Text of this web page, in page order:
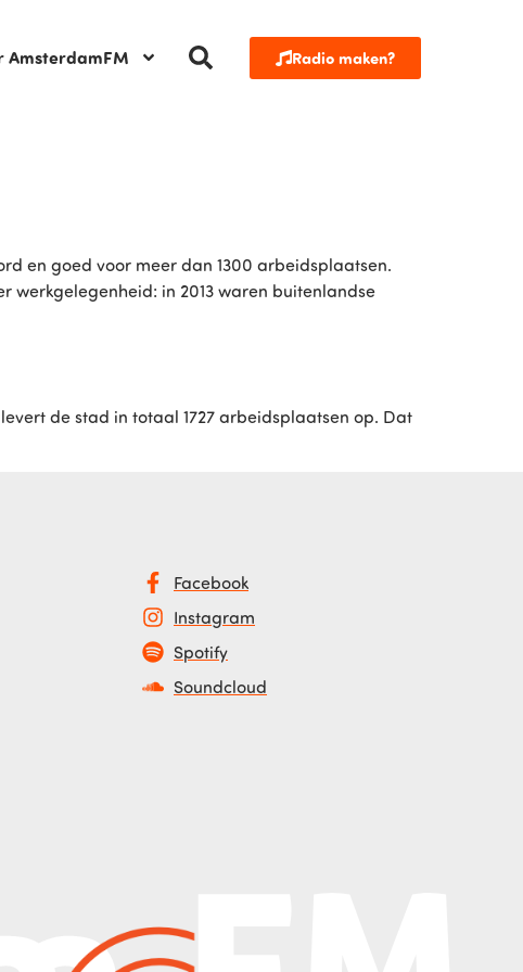
AmsterdamFM Radio maken?
en goed voor meer dan 1300 arbeidsplaatsen.
werkgelegenheid: in 2013 waren buitenlandse
de stad in totaal 1727 arbeidsplaatsen op. Dat
Facebook
Instagram
Spotify
Soundcloud